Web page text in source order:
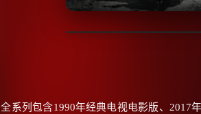
全系列包含1990年经典电视电影版、2017